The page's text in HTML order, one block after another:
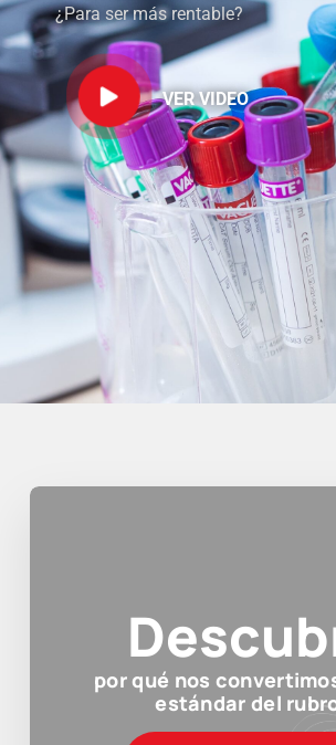
¿Para ser más rentable?
VER VIDEO
por qué nos
estándar del